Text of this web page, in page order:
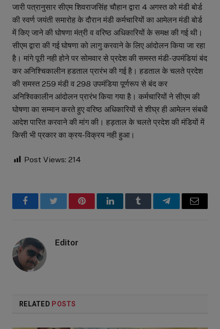
जारी पत्रानुसार सीएम शिवराजसिंह चौहान द्वारा 4 अगस्त को मंडी बोर्ड
की स्वर्ण जयंती समारोह के दौरान मंडी कर्मचारियों का आमेलन मंडी बोर्ड
में किए जाने की घोषणा मंत्री व वरिष्ठ अधिकारियों के समक्ष की गई थी।
सीएम द्वारा की गई घोषणा को लागु करवाने के लिए आंदोलन किया जा रहा
है। मांगे पूरी नही होने पर सोमवार से प्रदेश की समस्त मंडी-उपमंडियां बंद
कर अनिश्चिकालीन हडताल प्रारंभ की गई है। हडताल के चलते प्रदेश
की समस्त 259 मंडी व 298 उपमंडिया पूर्णरूप से बंद कर
अनिश्विकालीन आंदोलन प्रारंभ किया गया है। कर्मचारियों ने सीएम की
घोषणा का सम्मान करते हुए वरिष्ठ अधिकारियों से शीघ्र ही आमेलन संबधी
आदेश पारित करवाने की मांग की। हड़ताल के चलते प्रदेश की मंडियों में
किसी भी प्रकार का क्रय-विक्रय नही हुआ।
Post Views: 214
FacebookTwitter PinterestLinkedInTumblr TelegramEmail
Editor
RELATED POSTS